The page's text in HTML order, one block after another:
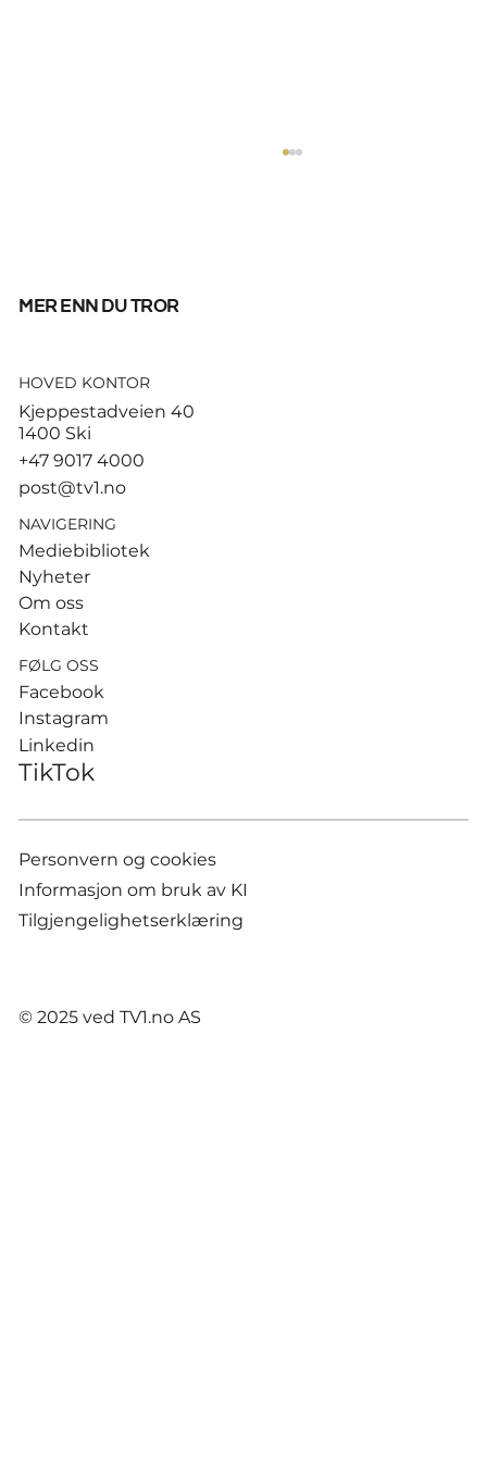
God start for de norske
Hamburg
mer enn du tror
HOVED KONTOR
Kjeppestadveien 40
1400 Ski
+47 9017 4000
post@tv1.no
NAVIGERING
Mediebibliotek
Nyheter
Om oss
Kontakt
FØLG OSS
Facebook
Instagram
Linkedin
TikTok
Personvern og cookies
Informasjon om bruk av KI
Tilgjengelighetserklæring
© 2025 ved TV1.no AS